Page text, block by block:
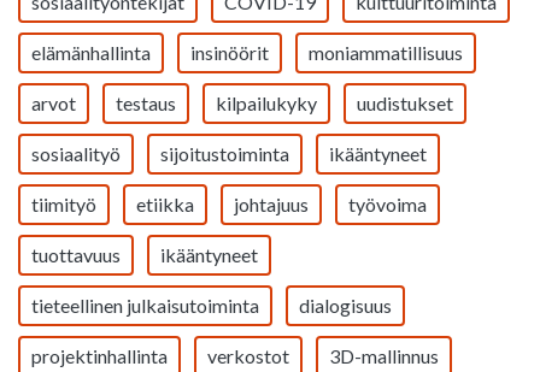
elämänhallinta insinöörit moniammatillisuus
arvot testaus kilpailukyky uudistukset
sosiaalityö sijoitustoiminta ikääntyneet
tiimityö etiikka johtajuus työvoima
tuottavuus ikääntyneet
tieteellinen julkaisutoiminta dialogisuus
projektinhallinta verkostot 3D-mallinnus